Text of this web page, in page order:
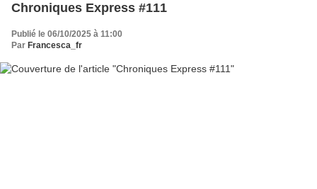
Chroniques Express #111
Publié le 06/10/2025 à 11:00
Par Francesca_fr